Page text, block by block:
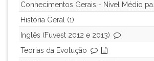
Conhecimentos Gerais - Nível Médio pa...
História Geral (1)
Inglês (Fuvest 2012 e 2013)
Teorias da Evolução